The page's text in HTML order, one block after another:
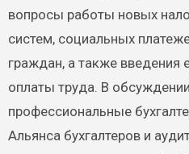
вопросы работы новых
систем, социальных
граждан, а также введения
оплаты труда. В
профессиональные
Альянса бухгалтеров и